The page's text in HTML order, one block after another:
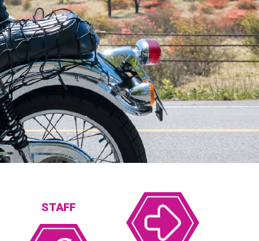
STAFF